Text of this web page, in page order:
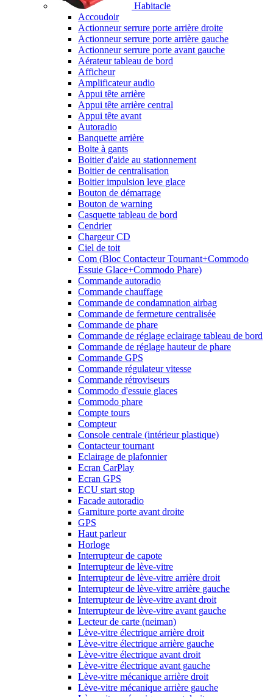
Habitacle
Accoudoir
Actionneur serrure porte arrière droite
Actionneur serrure porte arrière gauche
Actionneur serrure porte avant gauche
Aérateur tableau de bord
Afficheur
Amplificateur audio
Appui tête arrière
Appui tête arrière central
Appui tête avant
Autoradio
Banquette arrière
Boite à gants
Boitier d'aide au stationnement
Boitier de centralisation
Boitier impulsion leve glace
Bouton de démarrage
Bouton de warning
Casquette tableau de bord
Cendrier
Chargeur CD
Ciel de toit
Com (Bloc Contacteur Tournant+Commodo
Essuie Glace+Commodo Phare)
Commande autoradio
Commande chauffage
Commande de condamnation airbag
Commande de fermeture centralisée
Commande de phare
Commande de réglage eclairage tableau de bord
Commande de réglage hauteur de phare
Commande GPS
Commande régulateur vitesse
Commande rétroviseurs
Commodo d'essuie glaces
Commodo phare
Compte tours
Compteur
Console centrale (intérieur plastique)
Contacteur tournant
Eclairage de plafonnier
Ecran CarPlay
Ecran GPS
ECU start stop
Facade autoradio
Garniture porte avant droite
GPS
Haut parleur
Horloge
Interrupteur de capote
Interrupteur de lève-vitre
Interrupteur de lève-vitre arrière droit
Interrupteur de lève-vitre arrière gauche
Interrupteur de lève-vitre avant droit
Interrupteur de lève-vitre avant gauche
Lecteur de carte (neiman)
Lève-vitre électrique arrière droit
Lève-vitre électrique arrière gauche
Lève-vitre électrique avant droit
Lève-vitre électrique avant gauche
Lève-vitre mécanique arrière droit
Lève-vitre mécanique arrière gauche